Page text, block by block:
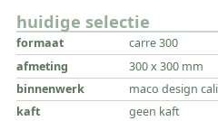
huidige selectie
formaat
carre 300
afmeting
300 x 300 mm
binnenwerk
maco design
kaft
geen kaft